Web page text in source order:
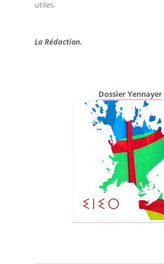
utiles.
La Rédaction.
Dossier Yennayer